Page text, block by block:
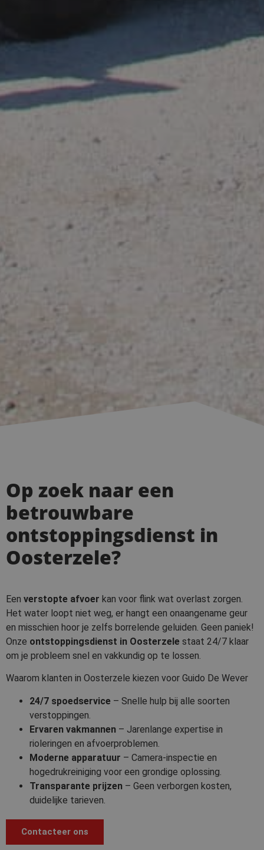
Op zoek naar een
betrouwbare
ontstoppingsdienst in
Oosterzele?
Een verstopte afvoer kan voor flink wat overlast zorgen.
Het water loopt niet weg, er hangt een onaangename geur
en misschien hoor je zelfs borrelende geluiden. Geen paniek!
Onze ontstoppingsdienst in Oosterzele staat 24/7 klaar
om je probleem snel en vakkundig op te lossen.
Waarom klanten in Oosterzele kiezen voor Guido De Wever
24/7 spoedservice – Snelle hulp bij alle soorten
verstoppingen.
Ervaren vakmannen – Jarenlange expertise in
rioleringen en afvoerproblemen.
Moderne apparatuur – Camera-inspectie en
hogedrukreiniging voor een grondige oplossing.
Transparante prijzen – Geen verborgen kosten,
duidelijke tarieven.
Contacteer ons